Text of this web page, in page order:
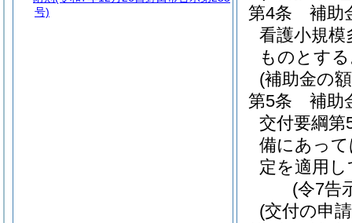
第4条
補助
看護小規模
ものとす
(補助金の
第5条
補助
交付要綱
備にあっ
定を適用
(令7告
(交付の申
号)